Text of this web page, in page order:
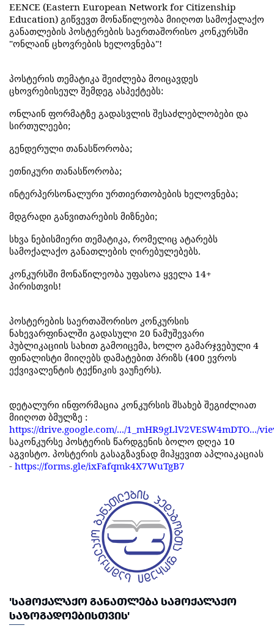
EENCE (Eastern European Network for Citizenship
Education) გიწვევთ მონაწილეობა მიიღოთ სამოქალაქო
განათლების პოსტერების საერთაშორისო კონკურსში
"ონლაინ ცხოვრების ხელოვნება"!
პოსტერის თემატიკა შეიძლება მოიცავდეს
ცხოვრებისეულ შემდეგ ასპექტებს:
ონლაინ ფორმატზე გადასვლის შესაძლებლობები და
სირთულეები;
გენდერული თანასწორობა;
ეთნიკური თანასწორობა;
ინტერპერსონალური ურთიერთობების ხელოვნება;
მდგრადი განვითარების მიზნები;
სხვა ნებისმიერი თემატიკა, რომელიც ატარებს
სამოქალაქო განათლების ღირებულებებს.
კონკურსში მონაწილეობა უფასოა ყველა 14+
პირისთვის!
პოსტერების საერთაშორისო კონკურსის
ნახევარფინალში გადასული 20 ნამუშევარი
პუბლიკაციის სახით გამოიცემა, ხოლო გამარჯვებული 4
ფინალისტი მიიღებს დამატებით პრიზს (400 ევროს
ექვივალენტის ტექნიკის ვაუჩერს).
დეტალური ინფორმაცია კონკურსის შსახებ შეგიძლიათ
მიიღოთ ბმულზე :
https://drive.google.com/.../1_mHR9gLlV2VESW4mDTO.../
საკონკურსე პოსტერის წარდგენის ბოლო დღეა 10
აგვისტო. პოსტერის გასაგზავნად მიჰყევით აპლიაკაციას
- https://forms.gle/ixFafqmk4X7WuTgB7
'ᲡᲐᲛᲝᲥᲐᲚᲐᲥᲝ ᲒᲐᲜᲐᲗᲚᲔᲑᲐ ᲡᲐᲛᲝᲥᲐᲚᲐᲥᲝ
ᲡᲐᲖᲝᲒᲐᲓᲝᲔᲑᲘᲡᲗᲕᲘᲡ'